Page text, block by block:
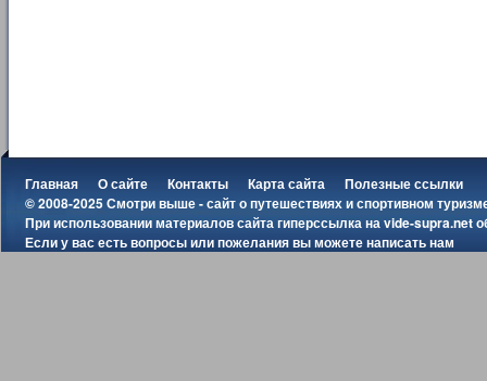
Главная О сайте Контакты Карта сайта
Полезные ссылки
© 2008-2025 Смотри выше - сайт о путешествиях и спортивном
При использовании материалов сайта гиперссылка наvide-supra.net
Если у вас есть вопросы или пожелания вы можетенаписать нам